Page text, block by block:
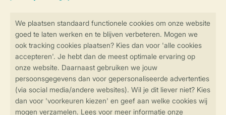
Controle over jouw gegevens &
SSL certificaat
Veilige gegevensoverdracht
Veilige betaling